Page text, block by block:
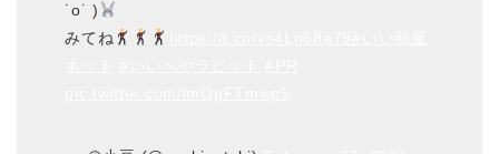
˙o˙ )
みてね